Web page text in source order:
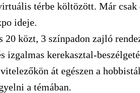
térbe költözött. Már
ideje.
20 közt, 3 színpadon zajló
s izgalmas kerekasztal-beszélgeté
át egészen a
a témában.